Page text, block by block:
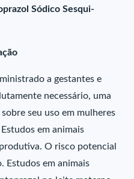
Sódico Sesqui-
a gestantes e
necessário, uma
seu uso em mulheres
em animais
O risco potencial
Estudos em animais